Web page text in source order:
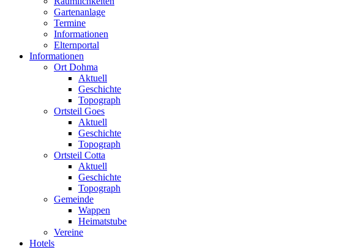
Gartenanlage
Termine
Informationen
Elternportal
Informationen
Ort Dohma
Aktuell
Geschichte
Topograph
Ortsteil Goes
Aktuell
Geschichte
Topograph
Ortsteil Cotta
Aktuell
Geschichte
Topograph
Gemeinde
Wappen
Heimatstube
Vereine
Hotels